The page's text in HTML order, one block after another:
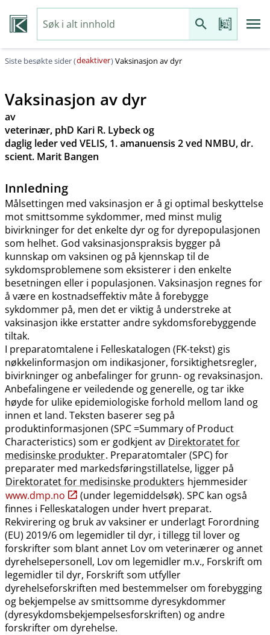
Siste besøkte sider (deaktiver)Vaksinasjon av dyr
Vaksinasjon av dyr
av
veterinær, phD Kari R. Lybeck og
daglig leder ved VELIS, 1. amanuensis 2 ved NMBU, dr.
scient. Marit Bangen
Innledning
Målsettingen med vaksinasjon er å gi optimal beskyttelse
mot smittsomme sykdommer, med minst mulig
bivirkninger for det enkelte dyr og for dyrepopulasjonen
som helhet. God vaksinasjonspraksis bygger på
kunnskap om vaksinen og på kjennskap til de
sykdomsproblemene som eksisterer i den enkelte
besetningen eller i populasjonen. Vaksinasjon regnes for
å være en kostnadseffektiv måte å forebygge
sykdommer på, men det er viktig å understreke at
vaksinasjon ikke erstatter andre sykdomsforebyggende
tiltak.
I preparatomtalene i Felleskatalogen (FK-tekst) gis
nøkkelinformasjon om indikasjoner, forsiktighetsregler,
bivirkninger og anbefalinger for grunn- og revaksinasjon.
Anbefalingene er veiledende og generelle, og tar ikke
høyde for ulike epidemiologiske forhold mellom land og
innen et land. Teksten baserer seg på
produktinformasjonen (SPC =Summary of Product
Characteristics) som er godkjent av Direktoratet for
medisinske produkter. Preparatomtaler (SPC) for
preparater med markedsføringstillatelse, ligger på
Direktoratet for medisinske produkters hjemmesider
www.dmp.no
(under legemiddelsøk). SPC kan også
finnes i Felleskatalogen under hvert preparat.
Rekvirering og bruk av vaksiner er underlagt Forordning
(EU) 2019/6 om legemidler til dyr, i tillegg til lover og
forskrifter som blant annet Lov om veterinærer og annet
dyrehelsepersonell, Lov om legemidler m.v., Forskrift om
legemidler til dyr, Forskrift som utfyller
dyrehelseforskriften med bestemmelser om forebygging
og bekjempelse av smittsomme dyresykdommer
(dyresykdomsbekjempelsesforskriften) og andre
forskrifter om dyrehelse.